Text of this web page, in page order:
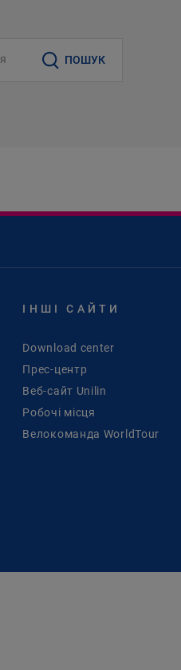
ПОШУК
ІНШІ САЙТИ
Download center
Прес-центр
Веб-сайт Unilin
Pобочі місця
Велокоманда WorldTour